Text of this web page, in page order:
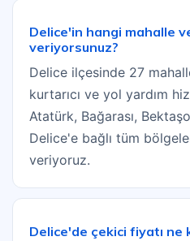
Delice'in hangi mahalle
veriyorsunuz?
Delice ilçesinde 27
kurtarıcı ve yol yardım
Atatürk, Bağarası,
Delice'e bağlı tüm
veriyoruz.
Delice'de çekici fiyatı ne